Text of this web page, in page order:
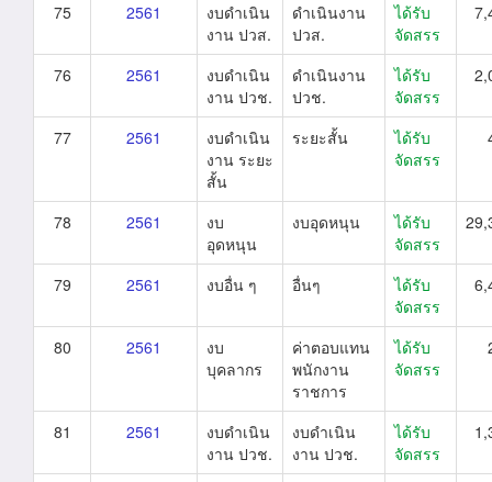
75 2561
งบดำเนิน
งาน ปวส.
ดำเนินงาน
ปวส.
ได้รับ
จัดสรร
76 2561
งบดำเนิน
งาน ปวช.
ดำเนินงาน
ปวช.
ได้รับ
จัดสรร
77 2561
งบดำเนิน
งาน ระยะ
สั้น
ระยะสั้น
ได้รับ
จัดสรร
78 2561
งบ
อุดหนุน
งบอุดหนุน
ได้รับ
จัดสรร
79 2561 งบอื่น ๆ อื่นๆ
ได้รับ
จัดสรร
80 2561
งบ
บุคลากร
ค่าตอบแทน
พนักงาน
ราชการ
ได้รับ
จัดสรร
81 2561
งบดำเนิน
งาน ปวช.
งบดำเนิน
งาน ปวช.
ได้รับ
จัดสรร